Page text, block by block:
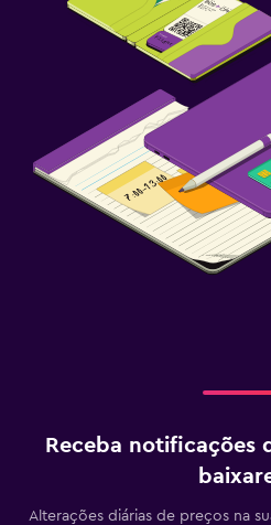
Receba notificações
Alterações diárias de preços na